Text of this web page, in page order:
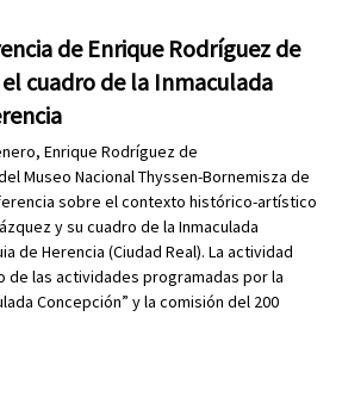
de Enrique Rodríguez de
cuadro de la Inmaculada
Enrique Rodríguez de
Museo Nacional Thyssen-Bornemisza de
sobre el contexto histórico-artístico
y su cuadro de la Inmaculada
de Herencia (Ciudad Real). La actividad
de las actividades programadas por la
Concepción” y la comisión del 200